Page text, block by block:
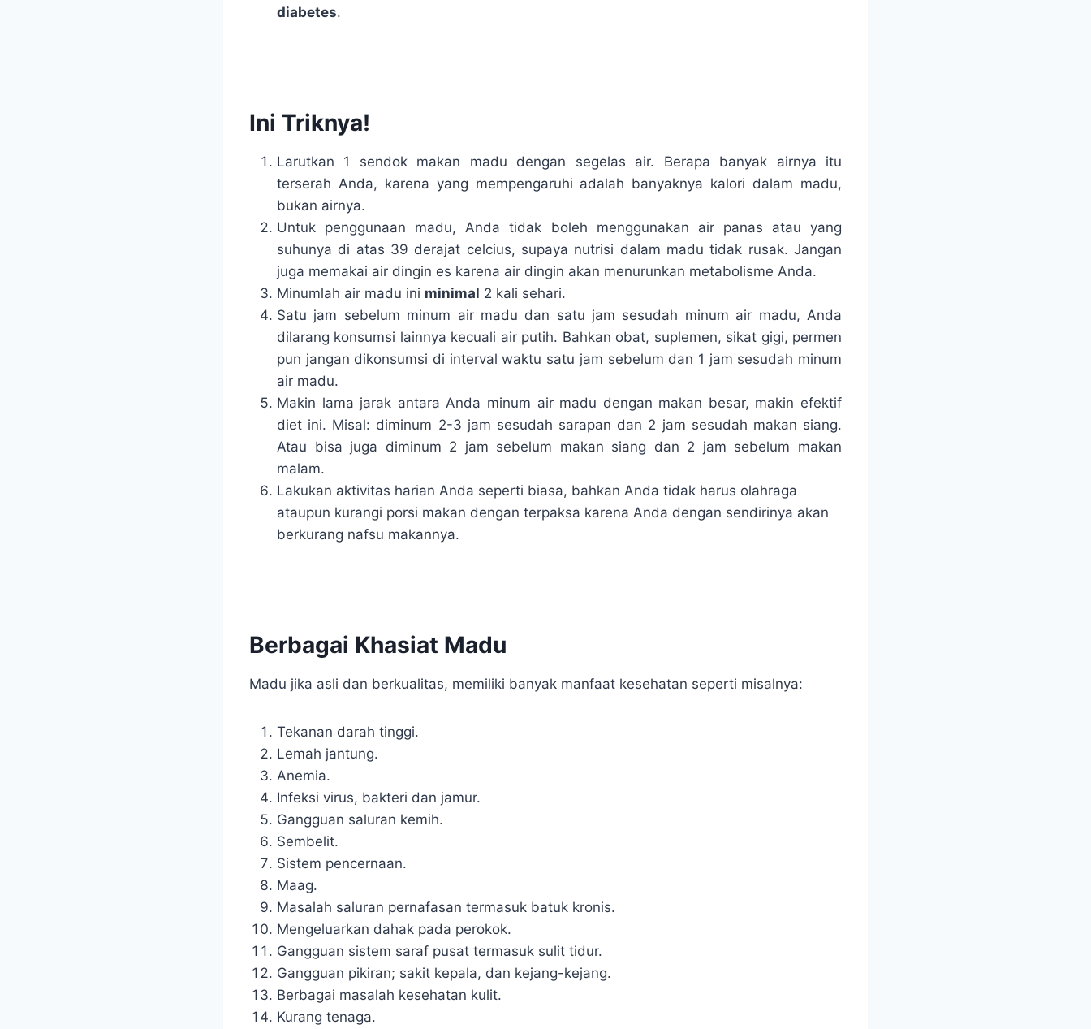
diabetes.
Ini Triknya!
Larutkan 1 sendok makan madu dengan segelas air. Berapa banyak airnya itu
terserah Anda, karena yang mempengaruhi adalah banyaknya kalori dalam madu,
bukan airnya.
Untuk penggunaan madu, Anda tidak boleh menggunakan air panas atau yang
suhunya di atas 39 derajat celcius, supaya nutrisi dalam madu tidak rusak. Jangan
juga memakai air dingin es karena air dingin akan menurunkan metabolisme Anda.
Minumlah air madu ini minimal 2 kali sehari.
Satu jam sebelum minum air madu dan satu jam sesudah minum air madu, Anda
dilarang konsumsi lainnya kecuali air putih. Bahkan obat, suplemen, sikat gigi, permen
pun jangan dikonsumsi di interval waktu satu jam sebelum dan 1 jam sesudah minum
air madu.
Makin lama jarak antara Anda minum air madu dengan makan besar, makin efektif
diet ini. Misal: diminum 2-3 jam sesudah sarapan dan 2 jam sesudah makan siang.
Atau bisa juga diminum 2 jam sebelum makan siang dan 2 jam sebelum makan
malam.
Lakukan aktivitas harian Anda seperti biasa, bahkan Anda tidak harus olahraga
ataupun kurangi porsi makan dengan terpaksa karena Anda dengan sendirinya akan
berkurang nafsu makannya.
Berbagai Khasiat Madu
Madu jika asli dan berkualitas, memiliki banyak manfaat kesehatan seperti misalnya:
Tekanan darah tinggi.
Lemah jantung.
Anemia.
Infeksi virus, bakteri dan jamur.
Gangguan saluran kemih.
Sembelit.
Sistem pencernaan.
Maag.
Masalah saluran pernafasan termasuk batuk kronis.
Mengeluarkan dahak pada perokok.
Gangguan sistem saraf pusat termasuk sulit tidur.
Gangguan pikiran; sakit kepala, dan kejang-kejang.
Berbagai masalah kesehatan kulit.
Kurang tenaga.